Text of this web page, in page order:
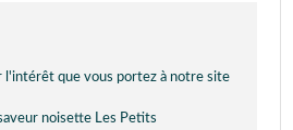
l'intérêt que vous portez à notre site
noisette Les Petits